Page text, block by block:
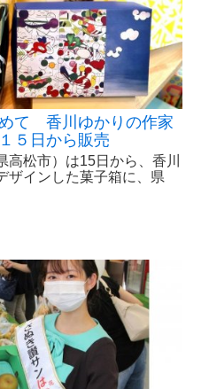
て 香川ゆかりの作家
５日から販売
松市）は15日から、香川
ザインした菓子箱に、県